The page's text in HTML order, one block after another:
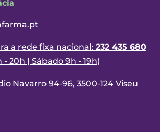
a rede fixa nacional: 232 435 680
- 20h | Sábado 9h - 19h)
Navarro 94-96, 3500-124 Viseu